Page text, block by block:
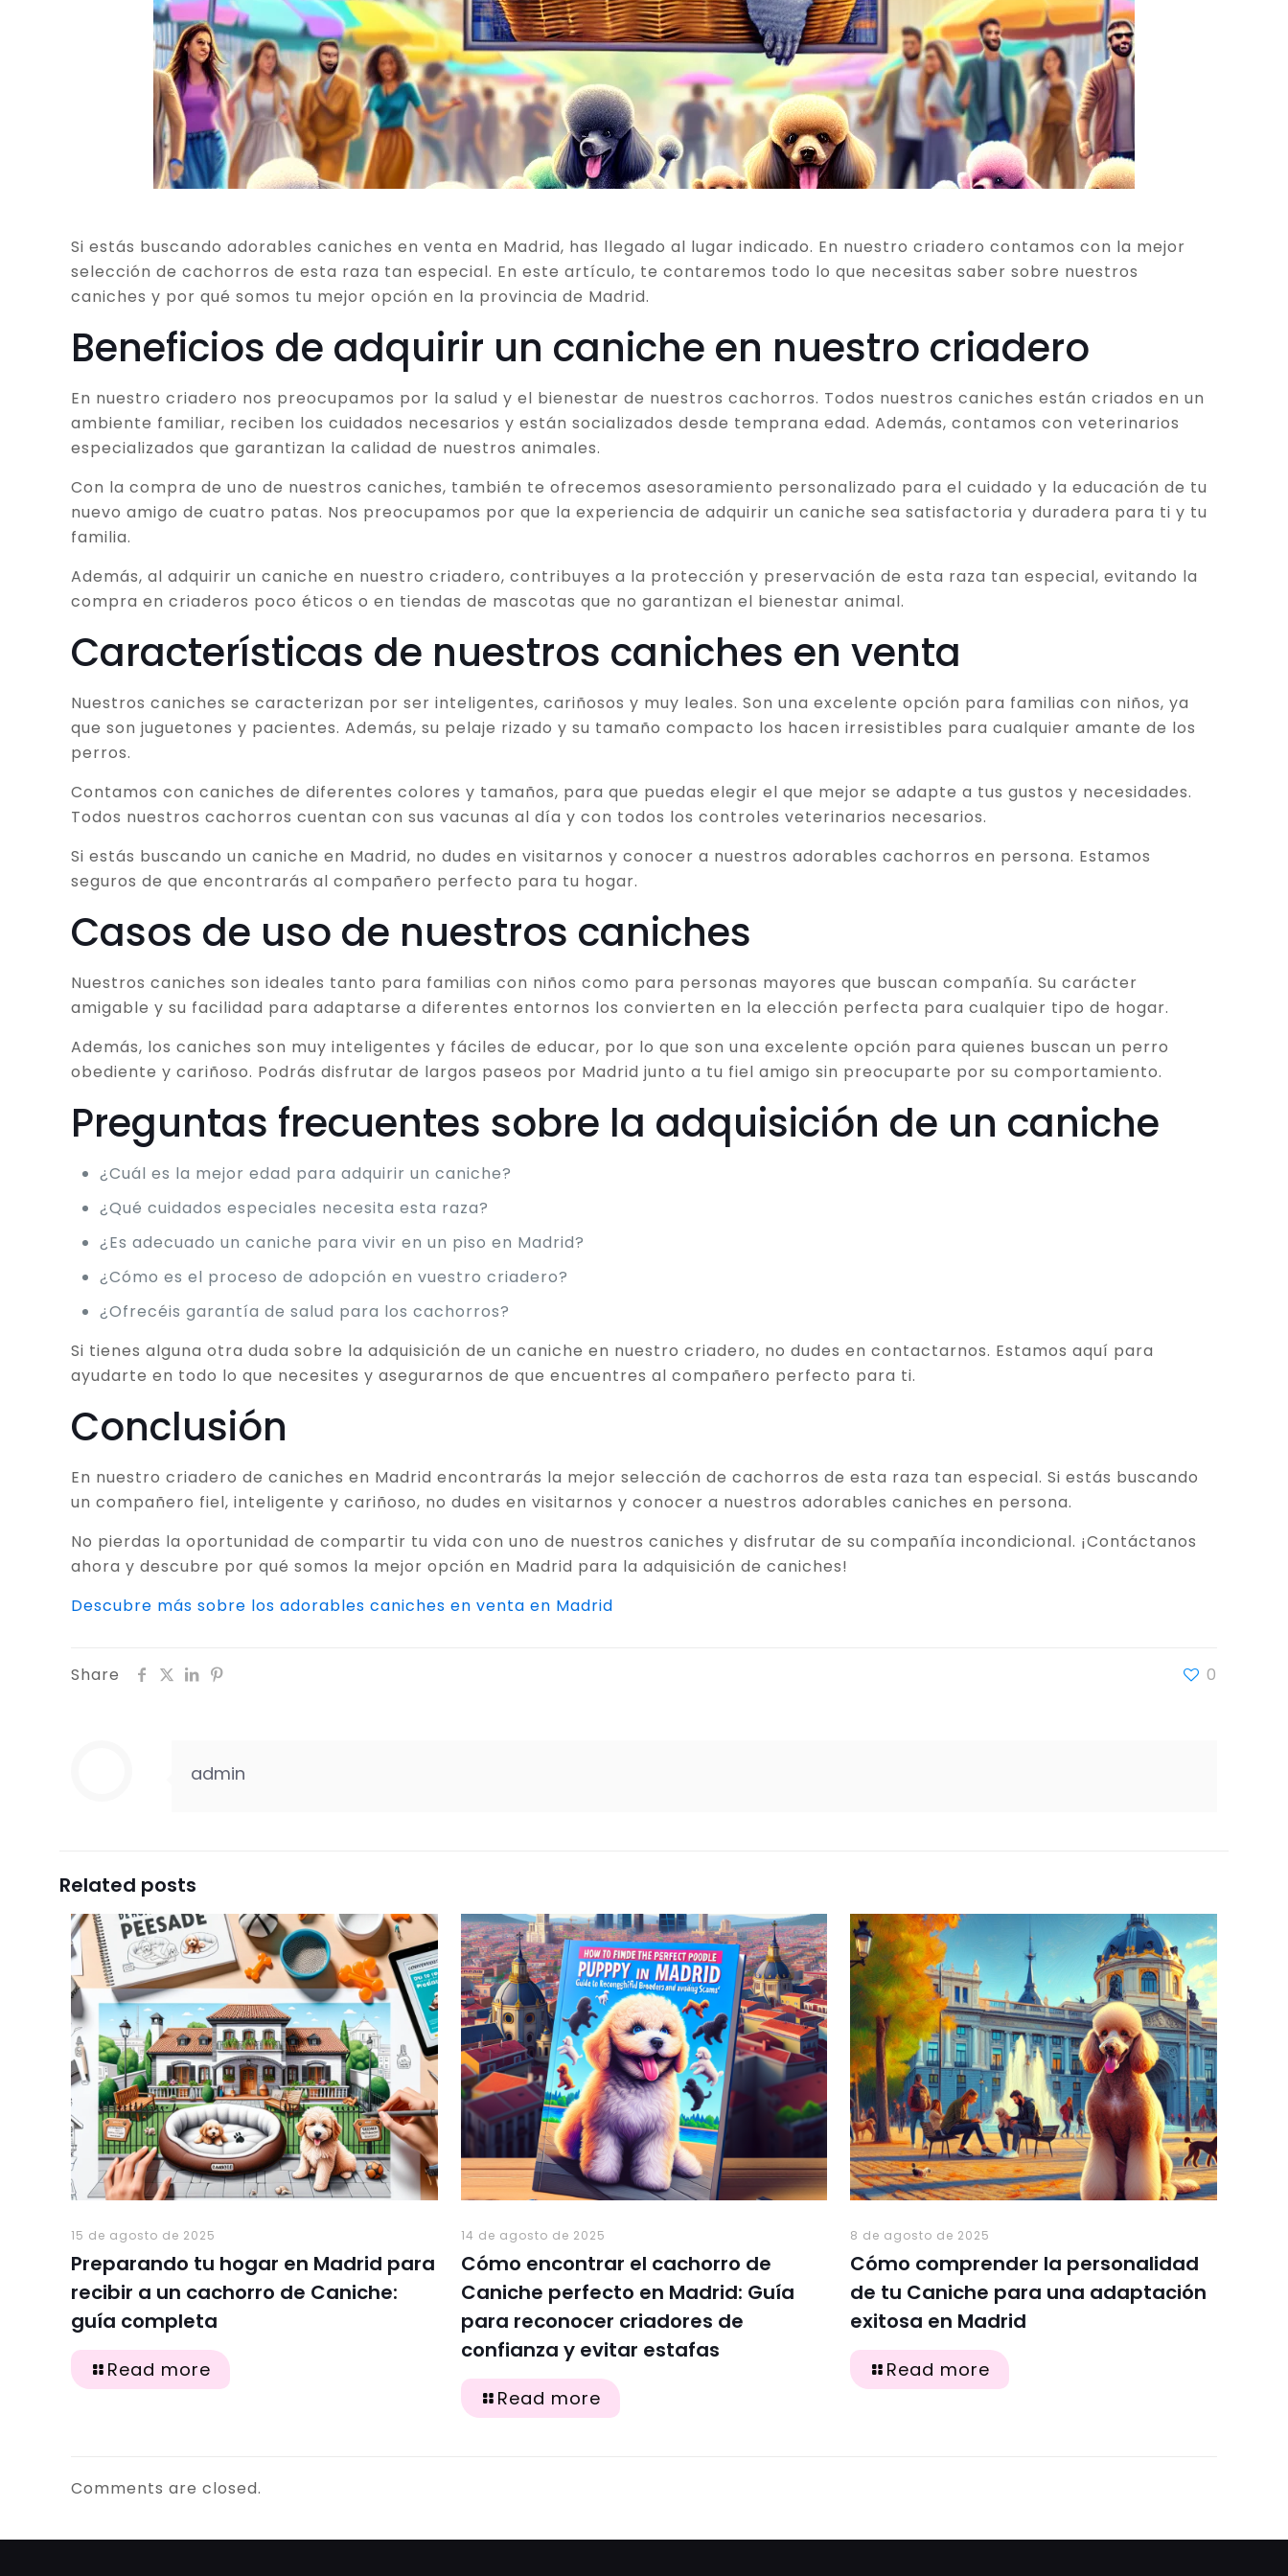
Si estás buscando adorables caniches en venta en Madrid, has llegado al lugar indicado. En nuestro criadero contamos con la mejor
selección de cachorros de esta raza tan especial. En este artículo, te contaremos todo lo que necesitas saber sobre nuestros
caniches y por qué somos tu mejor opción en la provincia de Madrid.
Beneficios de adquirir un caniche en nuestro criadero
En nuestro criadero nos preocupamos por la salud y el bienestar de nuestros cachorros. Todos nuestros caniches están criados en un
ambiente familiar, reciben los cuidados necesarios y están socializados desde temprana edad. Además, contamos con veterinarios
especializados que garantizan la calidad de nuestros animales.
Con la compra de uno de nuestros caniches, también te ofrecemos asesoramiento personalizado para el cuidado y la educación de tu
nuevo amigo de cuatro patas. Nos preocupamos por que la experiencia de adquirir un caniche sea satisfactoria y duradera para ti y tu
familia.
Además, al adquirir un caniche en nuestro criadero, contribuyes a la protección y preservación de esta raza tan especial, evitando la
compra en criaderos poco éticos o en tiendas de mascotas que no garantizan el bienestar animal.
Características de nuestros caniches en venta
Nuestros caniches se caracterizan por ser inteligentes, cariñosos y muy leales. Son una excelente opción para familias con niños, ya
que son juguetones y pacientes. Además, su pelaje rizado y su tamaño compacto los hacen irresistibles para cualquier amante de los
perros.
Contamos con caniches de diferentes colores y tamaños, para que puedas elegir el que mejor se adapte a tus gustos y necesidades.
Todos nuestros cachorros cuentan con sus vacunas al día y con todos los controles veterinarios necesarios.
Si estás buscando un caniche en Madrid, no dudes en visitarnos y conocer a nuestros adorables cachorros en persona. Estamos
seguros de que encontrarás al compañero perfecto para tu hogar.
Casos de uso de nuestros caniches
Nuestros caniches son ideales tanto para familias con niños como para personas mayores que buscan compañía. Su carácter
amigable y su facilidad para adaptarse a diferentes entornos los convierten en la elección perfecta para cualquier tipo de hogar.
Además, los caniches son muy inteligentes y fáciles de educar, por lo que son una excelente opción para quienes buscan un perro
obediente y cariñoso. Podrás disfrutar de largos paseos por Madrid junto a tu fiel amigo sin preocuparte por su comportamiento.
Preguntas frecuentes sobre la adquisición de un caniche
¿Cuál es la mejor edad para adquirir un caniche?
¿Qué cuidados especiales necesita esta raza?
¿Es adecuado un caniche para vivir en un piso en Madrid?
¿Cómo es el proceso de adopción en vuestro criadero?
¿Ofrecéis garantía de salud para los cachorros?
Si tienes alguna otra duda sobre la adquisición de un caniche en nuestro criadero, no dudes en contactarnos. Estamos aquí para
ayudarte en todo lo que necesites y asegurarnos de que encuentres al compañero perfecto para ti.
Conclusión
En nuestro criadero de caniches en Madrid encontrarás la mejor selección de cachorros de esta raza tan especial. Si estás buscando
un compañero fiel, inteligente y cariñoso, no dudes en visitarnos y conocer a nuestros adorables caniches en persona.
No pierdas la oportunidad de compartir tu vida con uno de nuestros caniches y disfrutar de su compañía incondicional. ¡Contáctanos
ahora y descubre por qué somos la mejor opción en Madrid para la adquisición de caniches!
Descubre más sobre los adorables caniches en venta en Madrid
Share 0
admin
Related posts
15 de agosto de 2025
Preparando tu hogar en Madrid para
recibir a un cachorro de Caniche:
guía completa
Read more
14 de agosto de 2025
Cómo encontrar el cachorro de
Caniche perfecto en Madrid: Guía
para reconocer criadores de
confianza y evitar estafas
Read more
8 de agosto de 2025
Cómo comprender la personalidad
de tu Caniche para una adaptación
exitosa en Madrid
Read more
Comments are closed.